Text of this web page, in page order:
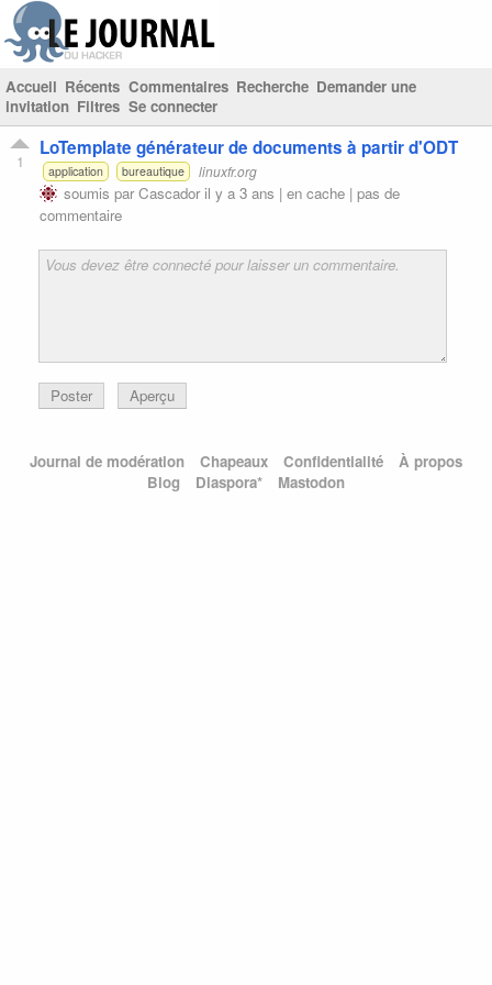
Accueil Récents Commentaires Recherche Demander une
invitation Filtres Se connecter
1
LoTemplate générateur de documents à partir d'ODT
application bureautique linuxfr.org
soumis parCascadoril y a 3 ans | en cache | pas de
commentaire
Poster Aperçu
Journal de modération Chapeaux Confidentialité
À propos
Blog
Diaspora* Mastodon